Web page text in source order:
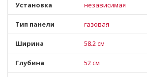
Установка независимая
Тип панели газовая
Ширина 58.2 см
Глубина 52 см